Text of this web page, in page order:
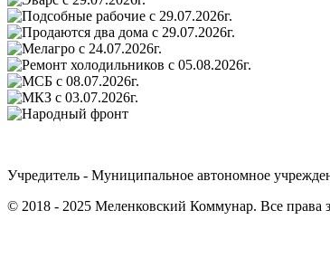
Учредитель - Муниципальное автономное
© 2018 - 2025 Меленковский Коммунар. Все